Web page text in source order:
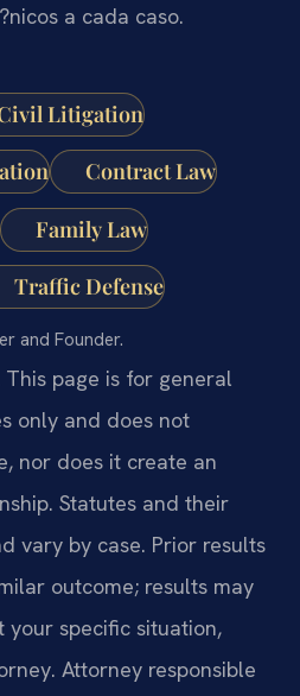
a cada caso.
Litigation
Contract Law
Family Law
Traffic Defense
and Founder.
This page is for general
only and does not
nor does it create an
Statutes and their
vary by case. Prior results
outcome; results may
your specific situation,
Attorney responsible